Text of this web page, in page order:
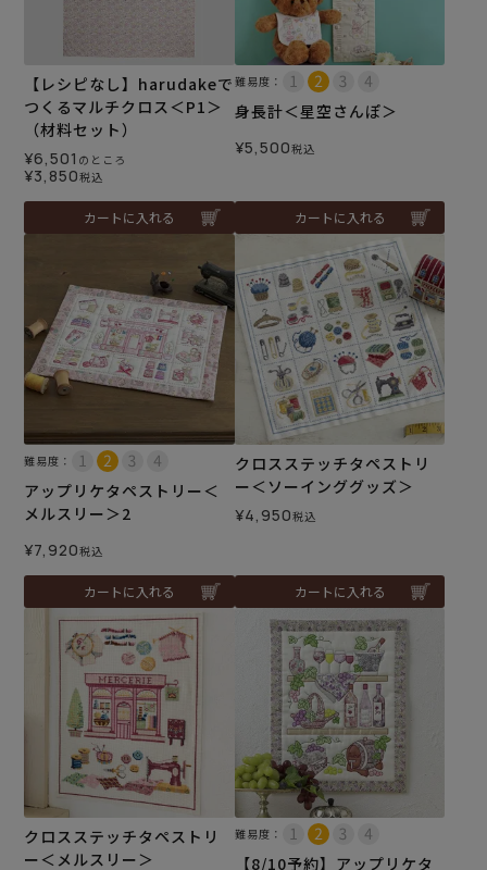
【レシピなし】harudakeで
つくるマルチクロス＜P1＞
（材料セット）
¥6,501 のところ
¥3,850税込
カートに入れる
難易度：
身長計＜星空さんぽ＞
¥5,500税込
カートに入れる
難易度：
アップリケタペストリー＜
メルスリー＞2
¥7,920税込
カートに入れる
クロスステッチタペストリ
ー＜ソーインググッズ＞
¥4,950税込
カートに入れる
クロスステッチタペストリ
ー＜メルスリー＞
難易度：
【8/10予約】アップリケタ